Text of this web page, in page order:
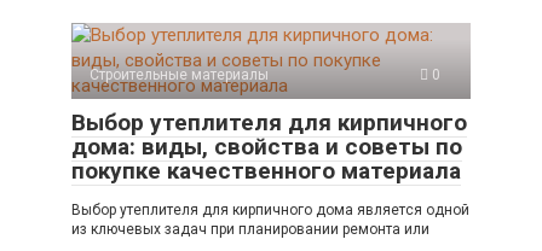
Строительные материалы 0
Выбор утеплителя для кирпичного
дома: виды, свойства и советы по
покупке качественного материала
Выбор утеплителя для кирпичного дома является одной
из ключевых задач при планировании ремонта или